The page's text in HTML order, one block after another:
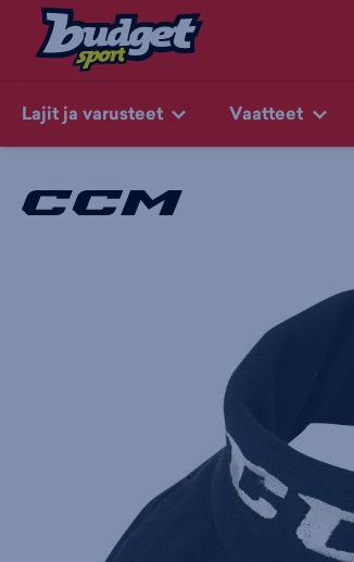
Lajit ja varusteet Vaatteet